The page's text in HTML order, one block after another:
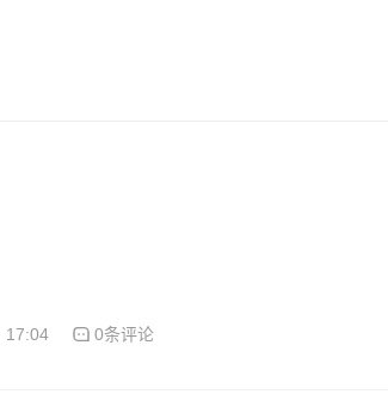
17:04 0条评论